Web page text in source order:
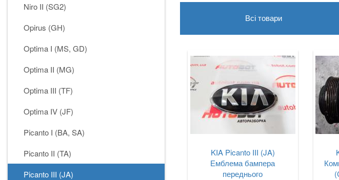
Niro II (SG2)
Opirus (GH)
Optima I (MS, GD)
Optima II (MG)
Optima III (TF)
Optima IV (JF)
Picanto I (BA, SA)
Picanto II (TA)
Picanto III (JA)
Всі товари
KIA Picanto III (JA)
Емблема бампера
переднього